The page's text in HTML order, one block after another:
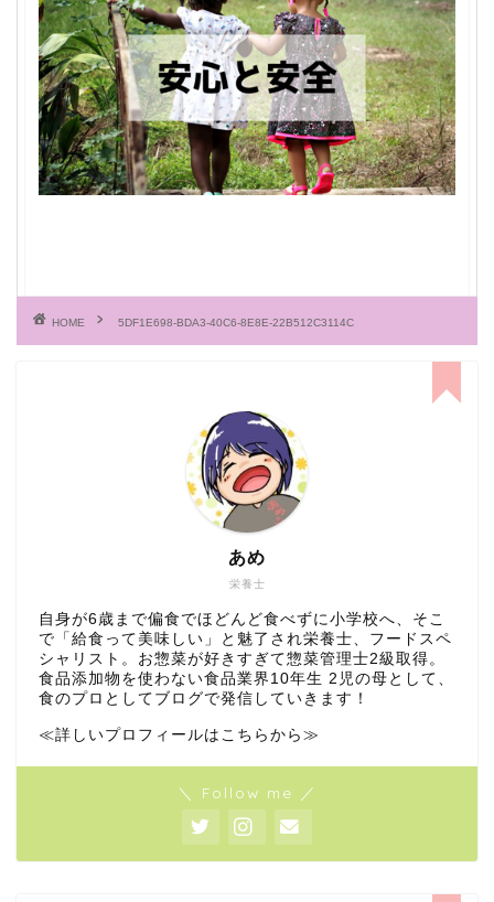
HOME 5DF1E698-BDA3-40C6-8E8E-22B512C3114C
栄養士
あめ
自身が6歳まで偏食でほどんど食べずに小学校へ、そこ
で「給食って美味しい」と魅了され栄養士、フードスペ
シャリスト。お惣菜が好きすぎて惣菜管理士2級取得。
食品添加物を使わない食品業界10年生 2児の母として、
食のプロとしてブログで発信していきます！
≪詳しいプロフィールはこちらから≫
＼ Follow me ／